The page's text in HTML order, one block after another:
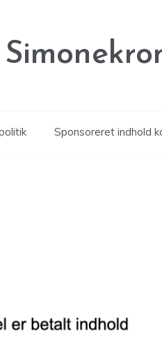
Sponsoreret indhold